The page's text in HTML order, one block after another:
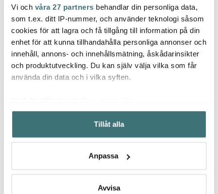
Vi och våra 27 partners behandlar din personliga data,
som t.ex. ditt IP-nummer, och använder teknologi såsom
cookies för att lagra och få tillgång till information på din
enhet för att kunna tillhandahålla personliga annonser och
innehåll, annons- och innehållsmätning, åskådarinsikter
och produktutveckling. Du kan själv välja vilka som får
använda din data och i vilka syften.
Samla in information om din geografiska plats som
kan ha en noggrannhet på upp till flera meter
Identifiera din enhet genom att aktivt skanna den för
Ta reda på mer om hur dina personliga uppgifter
Du kan ändra eller dra tillbaka ditt samtycke när som
Tillåt alla
Anpassa
Avvisa
Anders Petter
Classic
Stekpanneskydd 3-
pack grå
55 kr 79 kr
I lager
Scanpan
PRO S+ Stekpanna 28
cm Svart
2199 kr
I lager
cm
99 kr
Låt dig inspireras av våra kunder